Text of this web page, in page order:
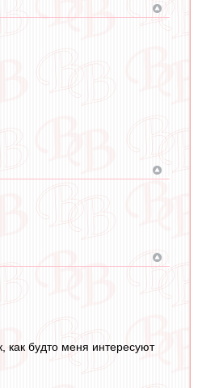
будто меня интересуют